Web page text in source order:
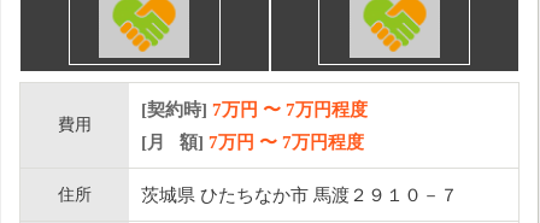
費用
[契約時] 7万円 〜 7万円程度
[月 額] 7万円 〜 7万円程度
住所 茨城県 ひたちなか市 馬渡２９１０－７